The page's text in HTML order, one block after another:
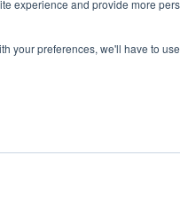
experience and provide more
your preferences, we'll have to